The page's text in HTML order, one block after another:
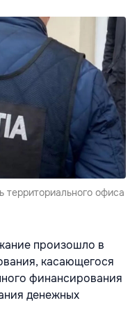
офиса
произошло в
касающегося
финансирования
денежных